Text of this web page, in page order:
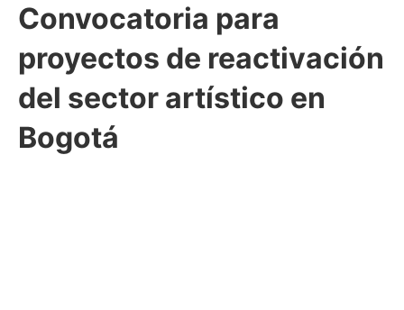
Convocatoria para
proyectos de reactivación
del sector artístico en
Bogotá